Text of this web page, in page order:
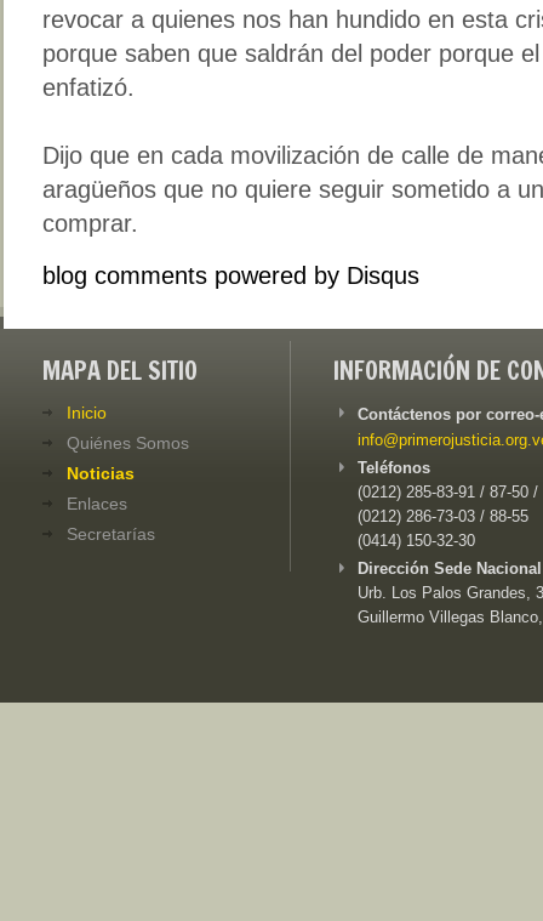
revocar a quienes nos han hundido en esta
porque saben que saldrán del poder porque
enfatizó.
Dijo que en cada movilización de calle de
aragüeños que no quiere seguir sometido a
comprar.
blog comments powered by Disqus
MAPA DEL SITIO
Inicio
Quiénes Somos
Noticias
Enlaces
Secretarías
INFORMACIÓN DE
Contáctenos por
Teléfonos
(0212) 285-83-91 / 87-50 /
(0212) 286-73-03 / 88-55
(0414) 150-32-30
Dirección Sede
Urb. Los Palos Grandes,
Guillermo Villegas